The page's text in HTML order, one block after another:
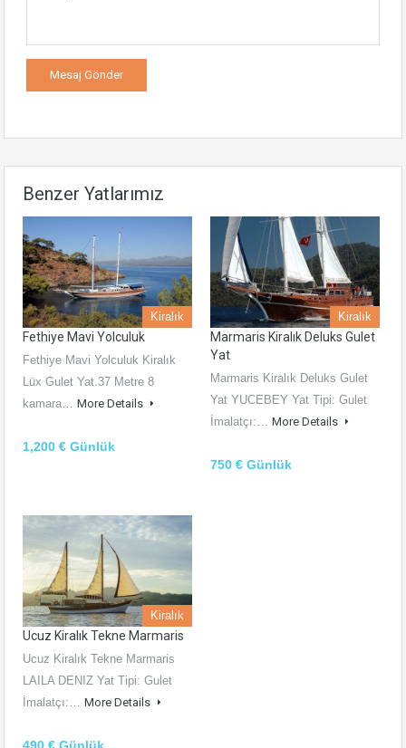
Benzer Yatlarımız
Kiralık
Fethiye Mavi Yolculuk
Fethiye Mavi Yolculuk Kiralık
Lüx Gulet Yat.37 Metre 8
kamara… More Details
1,200 € Günlük
Kiralık
Marmaris Kiralık Deluks Gulet
Yat
Marmaris Kiralık Deluks Gulet
Yat YUCEBEY Yat Tipi: Gulet
İmalatçı:… More Details
750 € Günlük
Kiralık
Ucuz Kiralık Tekne Marmaris
Ucuz Kiralık Tekne Marmaris
LAILA DENIZ Yat Tipi: Gulet
İmalatçı:… More Details
490 € Günlük